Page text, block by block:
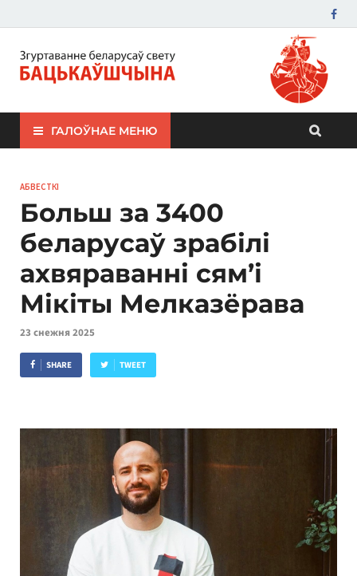
ЗБС "Бацькаўшчына"
ГАЛОЎНАЕ МЕНЮ
АБВЕСТКІ
Больш за 3400
беларусаў зрабілі
ахвяраванні сям’і
Мікіты Мелказёрава
23 снежня 2025
SHARE TWEET